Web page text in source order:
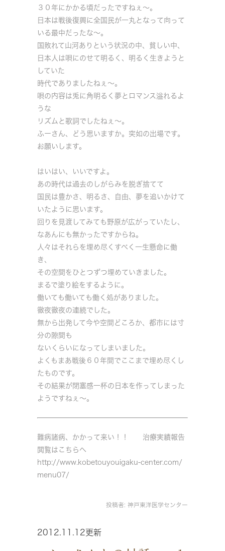
３０年にかかる頃だったですねぇ～。
日本は戦後復興に全国民が一丸となって向って
いる最中だったな～。
国敗れて山河ありという状況の中、貧しい中、
日本人は唄にのせて明るく、明るく生きようと
していた
時代でありましたねぇ～。
唄の内容は兎に角明るく夢とロマンス溢れるよ
うな
リズムと歌詞でしたねぇ～。
ふーさん、どう思いますか。突如の出場です。
お願いします。
はいはい、いいですよ。
あの時代は過去のしがらみを脱ぎ捨てて
国民は豊かさ、明るさ、自由、夢を追いかけて
いたように思います。
回りを見渡してみても野原が広がっていたし、
なあんにも無かったですからね。
人々はそれらを埋め尽くすべく一生懸命に働
き、
その空間をひとつずつ埋めていきました。
まるで塗り絵をするように。
働いても働いても働く処がありました。
徹夜徹夜の連続でした。
無から出発して今や空間どころか、都市には寸
分の隙間も
ないくらいになってしまいました。
よくもまあ戦後６０年間でここまで埋め尽くし
たものです。
その結果が閉塞感一杯の日本を作ってしまった
ようですねぇ～。
難病諸病、かかって来い！！ 治療実績報告
閲覧はこちらへ
http://www.kobetouyouigaku-center.com/
menu07/
投稿者: 神戸東洋医学センター
2012.11.12更新